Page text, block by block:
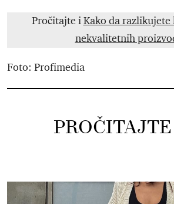
Pročitajte iKako da
nekvalitetnih
Foto: Profimedia
PROČITAJTE